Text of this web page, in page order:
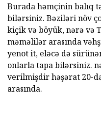
Burada həmçinin balıq
bilərsiniz. Bəziləri növ
kiçik və böyük, nərə və
məməlilər arasında
yenot it, eləcə də
onlarla tapa bilərsiniz.
verilmişdir həşərat 20-
arasında.